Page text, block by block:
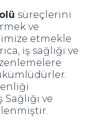
süreçlerini
ve
etmekle
iş sağlığı ve
Sağlığı ve